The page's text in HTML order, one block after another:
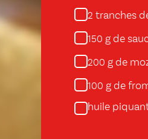
2 tranches
150 g de
200 g de
100 g de
huile